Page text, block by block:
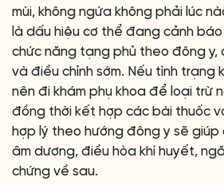
mùi, không ngứa không phải lúc
là dấu hiệu cơ thể đang cảnh báo
chức năng tạng phủ theo đông y,
và điều chỉnh sớm. Nếu tình trạng
nên đi khám phụ khoa để loại trừ
đồng thời kết hợp các bài thuốc
hợp lý theo hướng đông y sẽ giúp
âm dương, điều hòa khí huyết,
chứng về sau.